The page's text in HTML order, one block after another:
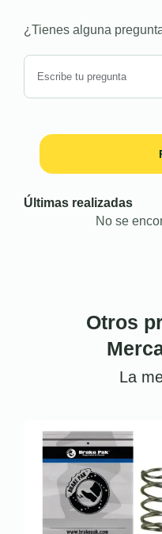
¿Tienes alguna
Últimas realizadas
No se
Otros
La